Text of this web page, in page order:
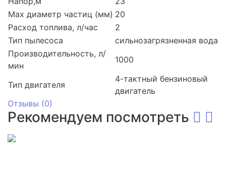
Мах диаметр частиц (мм) 20
Расход топлива, л/час
2
Тип пылесоса
сильнозагрязненная вода
Производительность, л/
мин
1000
Тип двигателя
4-тактный бензиновый
двигатель
Отзывы (0)
Рекомендуем посмотреть